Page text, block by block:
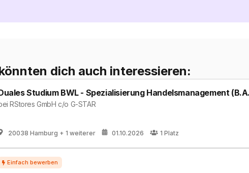
dich auch interessieren:
Studium BWL - Spezialisierung Handelsmanagement
RStores GmbH c/o G-STAR
20038 Hamburg + 1 weiterer 01.10.2026 1 Platz